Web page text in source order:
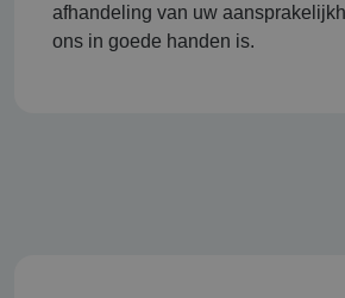
afhandeling van uw
ons in goede handen is.